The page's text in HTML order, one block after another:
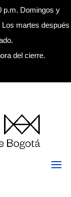
p.m. Domingos y
martes después
del cierre.